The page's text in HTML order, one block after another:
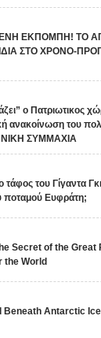
ΕΚΠΟΜΠΗ! ΤΟ
ΣΤΟ ΧΡΟΝΟ-
ο Πατριωτικος
ανακοίνωση του
ΣΥΜΜΑΧΙΑ
του Γίγαντα
ποταμού Ευφράτη;
Secret of the Great
the World
Beneath Antarctic Ice